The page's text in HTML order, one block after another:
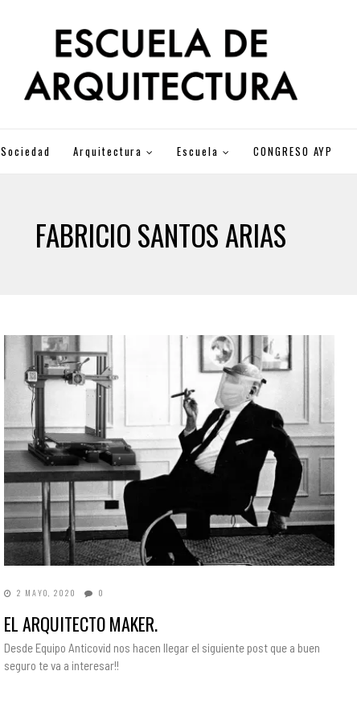
Sociedad Arquitectura Escuela CONGRESO AYP
FABRICIO SANTOS ARIAS
2 MAYO, 2020 0
EL ARQUITECTO MAKER.
Desde Equipo Anticovid nos hacen llegar el siguiente post que a buen
seguro te va a interesar!!